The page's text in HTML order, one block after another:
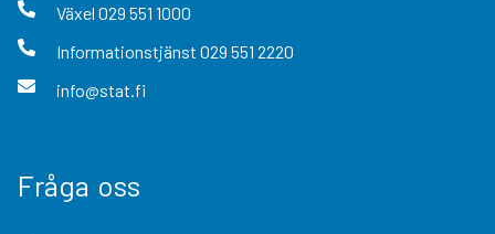
Växel 029 551 1000
Informationstjänst 029 551 2220
info@stat.fi
Fråga oss